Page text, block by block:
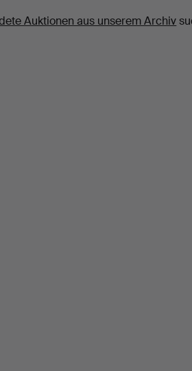
Auktionen aus unserem Archiv